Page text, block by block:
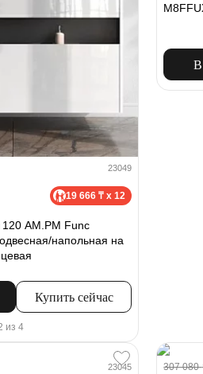
23049
19 666 ₸ x 12
AM.PM Func
напольная на
Купить сейчас
из 4
В
23045 307 080